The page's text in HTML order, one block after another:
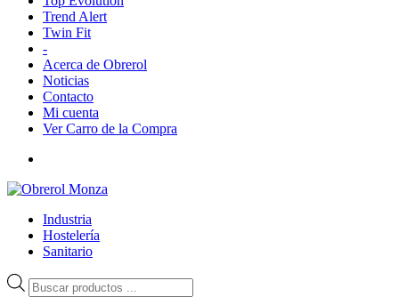
Trend Alert
Twin Fit
-
Acerca de Obrerol
Noticias
Contacto
Mi cuenta
Ver Carro de la Compra
Industria
Hostelería
Sanitario
Búsqueda
de